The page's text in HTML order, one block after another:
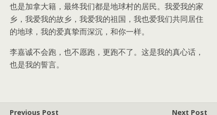
也是加拿大籍，最终我们都是地球村的居民。我爱我的家
乡，我爱我的故乡，我爱我的祖国，我也爱我们共同居住
的地球，我的爱真挚而深沉，和你一样。
李嘉诚不会跑，也不愿跑，更跑不了。这是我的真心话，
也是我的誓言。
Previous Post
Next Post